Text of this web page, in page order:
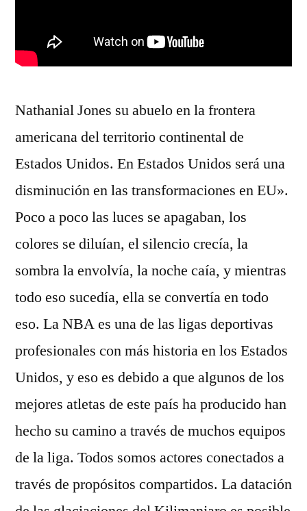
Nathanial Jones su abuelo en la frontera
americana del territorio continental de
Estados Unidos. En Estados Unidos será una
disminución en las transformaciones en EU».
Poco a poco las luces se apagaban, los
colores se diluían, el silencio crecía, la
sombra la envolvía, la noche caía, y mientras
todo eso sucedía, ella se convertía en todo
eso. La NBA es una de las ligas deportivas
profesionales con más historia en los Estados
Unidos, y eso es debido a que algunos de los
mejores atletas de este país ha producido han
hecho su camino a través de muchos equipos
de la liga. Todos somos actores conectados a
través de propósitos compartidos. La datación